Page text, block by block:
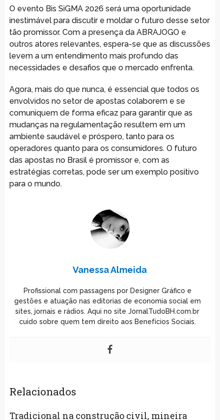
O evento Bis SiGMA 2026 será uma oportunidade
inestimável para discutir e moldar o futuro desse setor
tão promissor. Com a presença da ABRAJOGO e
outros atores relevantes, espera-se que as discussões
levem a um entendimento mais profundo das
necessidades e desafios que o mercado enfrenta.
Agora, mais do que nunca, é essencial que todos os
envolvidos no setor de apostas colaborem e se
comuniquem de forma eficaz para garantir que as
mudanças na regulamentação resultem em um
ambiente saudável e próspero, tanto para os
operadores quanto para os consumidores. O futuro
das apostas no Brasil é promissor e, com as
estratégias corretas, pode ser um exemplo positivo
para o mundo.
Vanessa Almeida
Profissional com passagens por Designer Gráfico e
gestões e atuação nas editorias de economia social em
sites, jornais e rádios. Aqui no site JornalTudoBH.com.br
cuido sobre quem tem direito aos Benefícios Sociais.
Relacionados
Tradicional na construção civil, mineira